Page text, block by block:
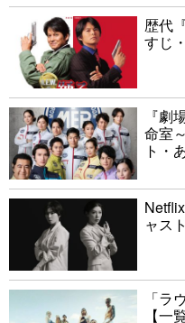
歴代
すじ
『劇
命室
ト・
ャス
「ラ
【一